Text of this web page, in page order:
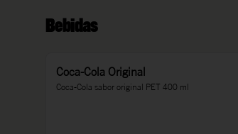
Bebidas
Coca-Cola Original
Coca-Cola sabor original PET 400 ml